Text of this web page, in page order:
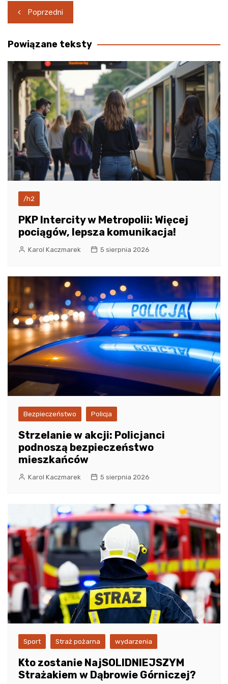
Nawigacja
wpisu
Poprzedni
Powiązane teksty
/h2
PKP Intercity w Metropolii: Więcej
pociągów, lepsza komunikacja!
Karol Kaczmarek 5 sierpnia 2026
Bezpieczeństwo Policja
Strzelanie w akcji: Policjanci
podnoszą bezpieczeństwo
mieszkańców
Karol Kaczmarek 5 sierpnia 2026
Sport Straż pożarna wydarzenia
Kto zostanie NajSOLIDNIEJSZYM
Strażakiem w Dąbrowie Górniczej?